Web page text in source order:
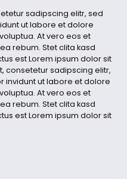
sadipscing elitr, sed
ut labore et dolore
At vero eos et
rebum. Stet clita kasd
est Lorem ipsum dolor sit
consetetur sadipscing elitr,
invidunt ut labore et dolore
At vero eos et
rebum. Stet clita kasd
est Lorem ipsum dolor sit